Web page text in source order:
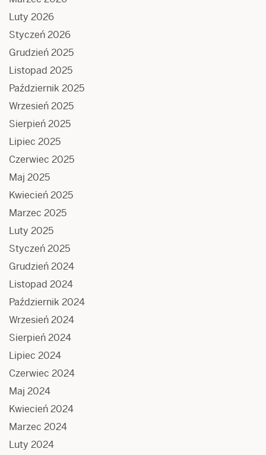
Luty 2026
Styczeń 2026
Grudzień 2025
Listopad 2025
Październik 2025
Wrzesień 2025
Sierpień 2025
Lipiec 2025
Czerwiec 2025
Maj 2025
Kwiecień 2025
Marzec 2025
Luty 2025
Styczeń 2025
Grudzień 2024
Listopad 2024
Październik 2024
Wrzesień 2024
Sierpień 2024
Lipiec 2024
Czerwiec 2024
Maj 2024
Kwiecień 2024
Marzec 2024
Luty 2024